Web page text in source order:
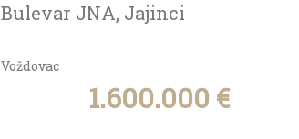
Bulevar JNA, Jajinci
Voždovac
1.600.000 €